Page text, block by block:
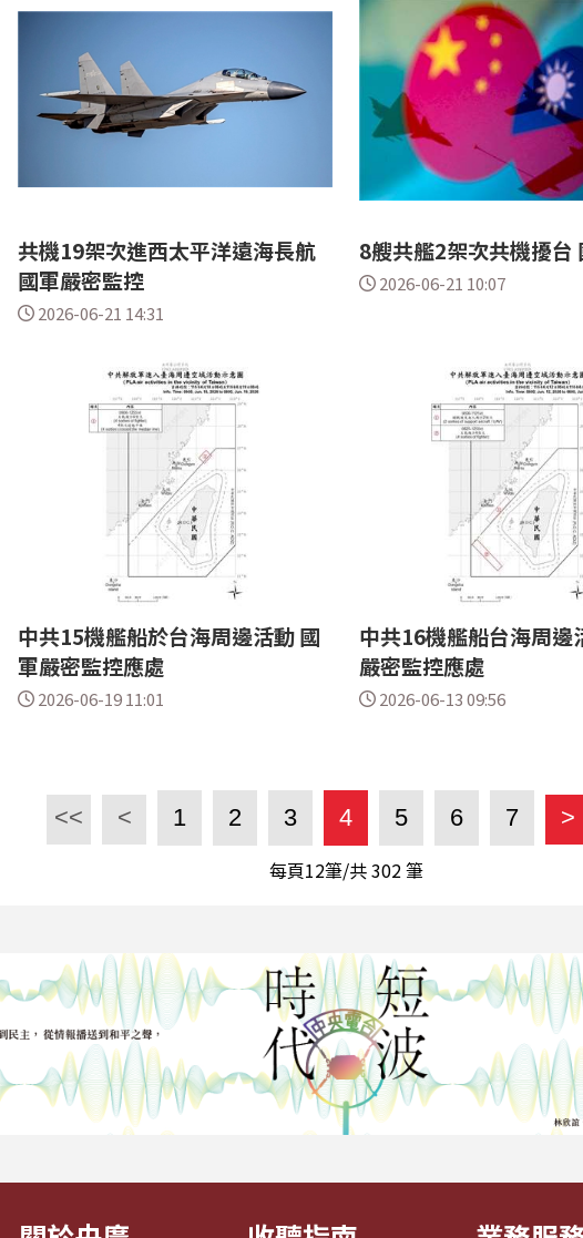
共機19架次進西太平洋遠海長航
國軍嚴密監控
2026-06-21 14:31
8艘共艦2架次共機擾台
2026-06-21 10:07
中共15機艦船於台海周邊活動 國
軍嚴密監控應處
2026-06-19 11:01
中共16機艦船台海周邊
嚴密監控應處
2026-06-13 09:56
<< < 1 2 3 4 5 6 7 >
每頁12筆/共302筆